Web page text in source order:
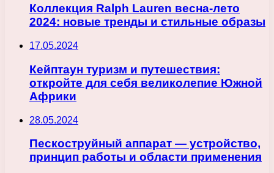
Коллекция Ralph Lauren весна-лето
2024: новые тренды и стильные образы
17.05.2024
Кейптаун туризм и путешествия:
откройте для себя великолепие Южной
Африки
28.05.2024
Пескоструйный аппарат — устройство,
принцип работы и области применения